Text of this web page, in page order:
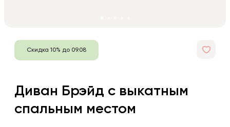
Скидка 10% до 09.08
Диван Брэйд с выкатным
спальным местом